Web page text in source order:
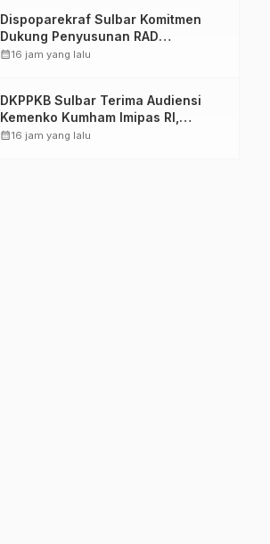
Dispoparekraf Sulbar Komitmen
Dukung Penyusunan RAD
TPB/SDGs Sulawesi Barat
calendar_month16 jam yang lalu
DKPPKB Sulbar Terima Audiensi
Kemenko Kumham Imipas RI,
Perkuat Pelayanan Kesehatan bagi
calendar_month16 jam yang lalu